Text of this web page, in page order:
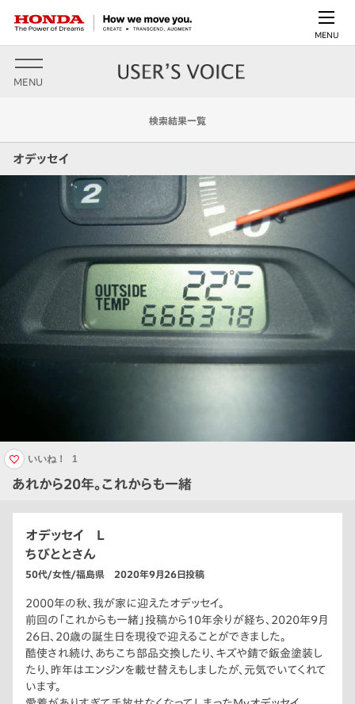
MENU
MENU
検索結果一覧
オデッセイ
あれから20年。これからも一緒
いいね！ 1
オデッセイ L
ちびととさん
50代/女性/福島県 2020年9月26日投稿
2000年の秋、我が家に迎えたオデッセイ。
前回の「これからも一緒」投稿から10年余りが経ち、2020年9月
26日、20歳の誕生日を現役で迎えることができました。
酷使され続け、あちこち部品交換したり、キズや錆で鈑金塗装し
たり、昨年はエンジンを載せ替えもしましたが、元気でいてくれて
います。